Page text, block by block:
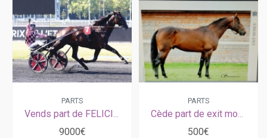
PARTS
Vends part de FELICIANO (Ready Cash-Ravanella par Jain de Béval) avec saillie 2026. Prix: 9000 € HT
9000€
PARTS
Cède part de exit money
500€